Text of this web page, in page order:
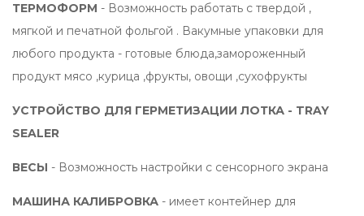
ТЕРМОФОРМ - Возможность работать с твердой ,
мягкой и печатной фольгой . Вакумные упаковки для
любого продукта - готовые блюда,замороженный
продукт мясо ,курица ,фрукты, овощи ,сухофрукты
УСТРОЙСТВО ДЛЯ ГЕРМЕТИЗАЦИИ ЛОТКА - TRAY
SEALER
ВЕСЫ - Возможность настройки с сенсорного экрана
МАШИНА КАЛИБРОВКА - имеет контейнер для